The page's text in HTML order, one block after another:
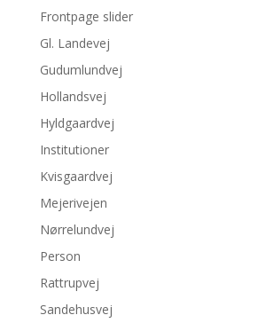
Frontpage slider
Gl. Landevej
Gudumlundvej
Hollandsvej
Hyldgaardvej
Institutioner
Kvisgaardvej
Mejerivejen
Nørrelundvej
Person
Rattrupvej
Sandehusvej